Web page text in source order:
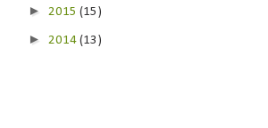
► 2015(15)
► 2014(13)